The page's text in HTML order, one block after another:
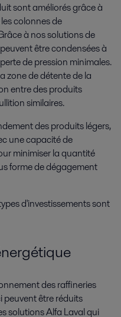
sont améliorés grâce à
colonnes de
à nos solutions de
être condensées à
de pression minimales.
zone de détente de la
entre des produits
similaires.
des produits légers,
une capacité de
minimiser la quantité
forme de dégagement
d'investissements sont
des raffineries
peuvent être réduits
solutions Alfa Laval qui